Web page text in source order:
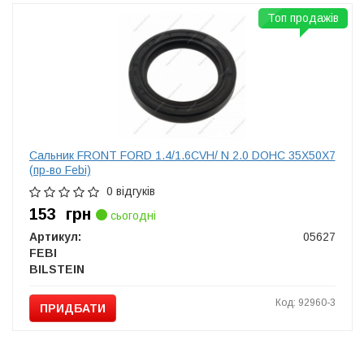
Сальник FRONT FORD 1.4/1.6CVH/ N 2.0 DOHC 35X50X7
(пр-во Febi)
0 відгуків
153 грн
сьогодні
Артикул:
05627
FEBI
BILSTEIN
ПРИДБАТИ Код: 92960-3
Топ продажів